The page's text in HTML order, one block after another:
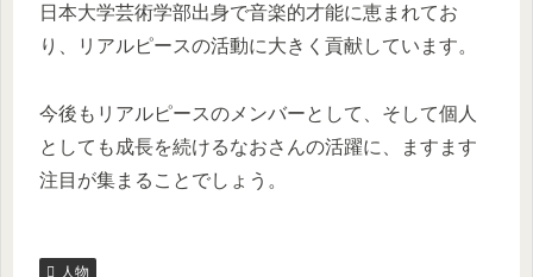
日本大学芸術学部出身で音楽的才能に恵まれてお
り、リアルピースの活動に大きく貢献しています。
今後もリアルピースのメンバーとして、そして個人
としても成長を続けるなおさんの活躍に、ますます
注目が集まることでしょう。
人物